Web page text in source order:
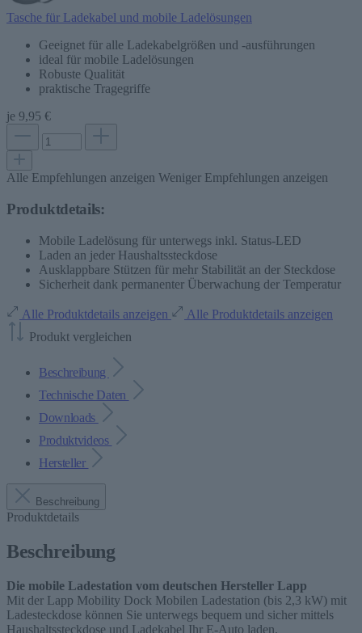
Tasche für Ladekabel und mobile Ladelösungen
Geeignet für alle Ladekabelgrößen und -ausführungen
ideal für mobile Ladelösungen
Robuste Qualität
praktische Tragegriffe
je 9,95 €
Alle Empfehlungen anzeigen Weniger Empfehlungen anzeigen
Produktdetails:
Mobile Ladelösung für unterwegs inkl. Status-LED
Laden an jeder Haushaltssteckdose
Ausklappbare Stützen für mehr Stabilität an der Steckdose
Sicherheit dank permanenter Überwachung der Temperatur
Alle Produktdetails anzeigen
Alle Produktdetails anzeigen
Produkt vergleichen
Beschreibung
Technische Daten
Downloads
Produktvideos
Hersteller
Beschreibung
Produktdetails
Beschreibung
Die mobile Ladestation vom deutschen Hersteller Lapp
Mit der Lapp Mobility Dock Mobilen Ladestation (bis 2,3 kW) mit
Ladesteckdose können Sie unterwegs bequem und sicher mittels
Haushaltssteckdose und Ladekabel Ihr E-Auto laden.